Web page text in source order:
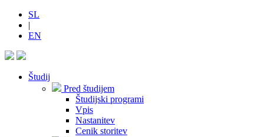
SL
|
EN
Študij
Pred študijem
Študijski programi
Vpis
Nastanitev
Cenik storitev